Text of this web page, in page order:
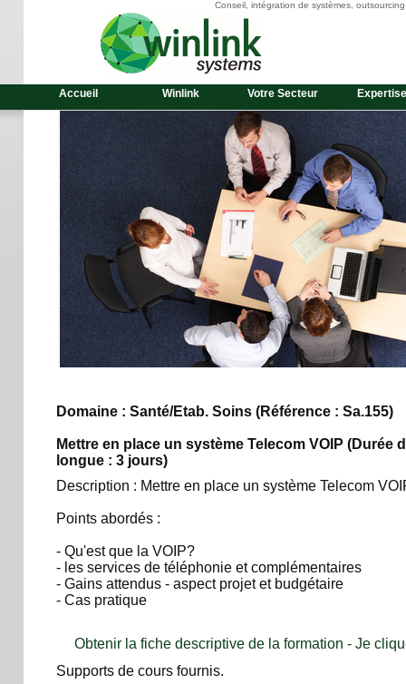
Conseil, intégration de systèmes,
Accueil Winlink Votre Secteur
Domaine : Santé/Etab. Soins (Référence : Sa.155)
Mettre en place un système Telecom VOIP (Durée
longue : 3 jours)
Description : Mettre en place un système Telecom
Points abordés :
- Qu'est que la VOIP?
- les services de téléphonie et complémentaires
- Gains attendus - aspect projet et budgétaire
- Cas pratique
Obtenir la fiche descriptive de la formation - Je
Supports de cours fournis.